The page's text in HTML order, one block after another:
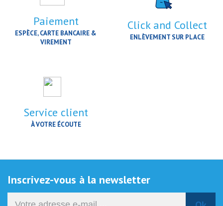
Paiement
ESPÈCE, CARTE BANCAIRE &
VIREMENT
Click and Collect
ENLÈVEMENT SUR PLACE
Service client
À VOTRE ÉCOUTE
Inscrivez-vous à la newsletter